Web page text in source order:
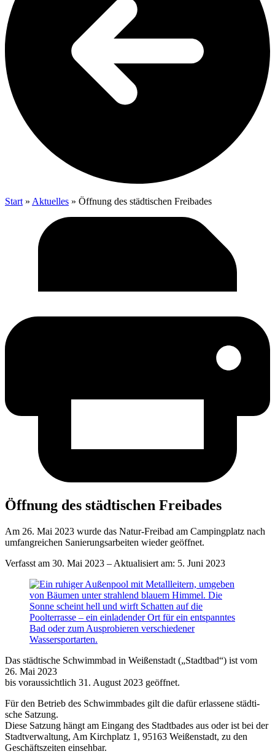
Start » Aktu­el­les » Öff­nung des städ­ti­schen Freibades
Öff­nung des städ­ti­schen Freibades
Am 26. Mai 2023 wurde das Natur-Freibad am Campingplatz nach
umfangreichen Sanierungsarbeiten wieder geöffnet.
Verfasst am 30. Mai 2023 – Aktualisiert am: 5. Juni 2023
Das städ­ti­sche Schwimm­bad in Wei­ßen­stadt („Stadt­bad“) ist vom
26. Mai 2023
bis vor­aus­sicht­lich 31. August 2023 geöffnet.
Für den Betrieb des Schwimm­ba­des gilt die dafür erlas­se­ne städ­ti­
sche Sat­zung.
Die­se Sat­zung hängt am Ein­gang des Stadt­ba­des aus oder ist bei der
Stadt­ver­wal­tung, Am Kirch­platz 1, 95163 Wei­ßen­stadt, zu den
Geschäfts­zei­ten einsehbar.